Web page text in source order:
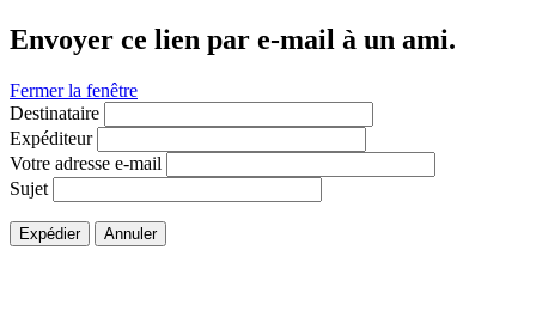
Envoyer ce lien par e-mail à un ami.
Fermer la fenêtre
Destinataire
Expéditeur
Votre adresse e-mail
Sujet
Expédier Annuler